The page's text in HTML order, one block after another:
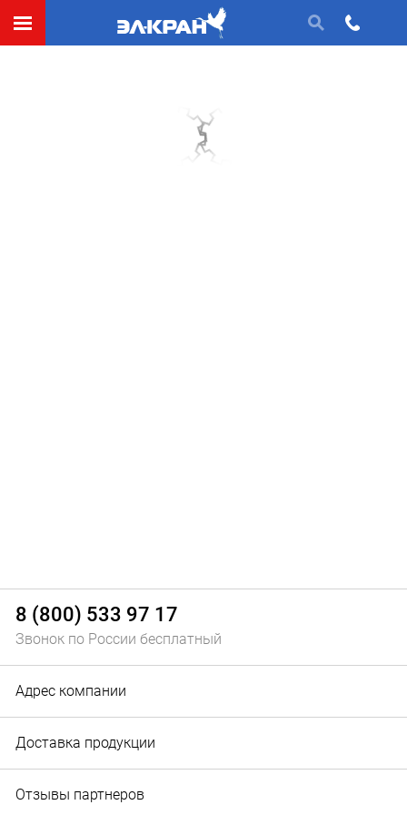
8 (800) 533 97 17
Звонок по России бесплатный
Адрес компании
Доставка продукции
Отзывы партнеров